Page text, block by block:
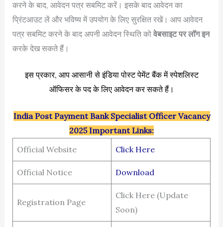
करने के बाद, आवेदन पत्र सबमिट करें। इसके बाद आवेदन का
प्रिंटआउट लें और भविष्य में उपयोग के लिए सुरक्षित रखें। आप आवेदन
पत्र सबमिट करने के बाद अपनी आवेदन स्थिति को वेबसाइट पर लॉग इन
करके देख सकते हैं।
इस प्रकार, आप आसानी से इंडिया पोस्ट पेमेंट बैंक में स्पेशलिस्ट
ऑफिसर के पद के लिए आवेदन कर सकते हैं।
India Post Payment Bank Specialist Officer Vacancy
2025 Important Links:
Official Website
Click Here
Official Notice Download
Registration Page
Click Here (Update
Soon)